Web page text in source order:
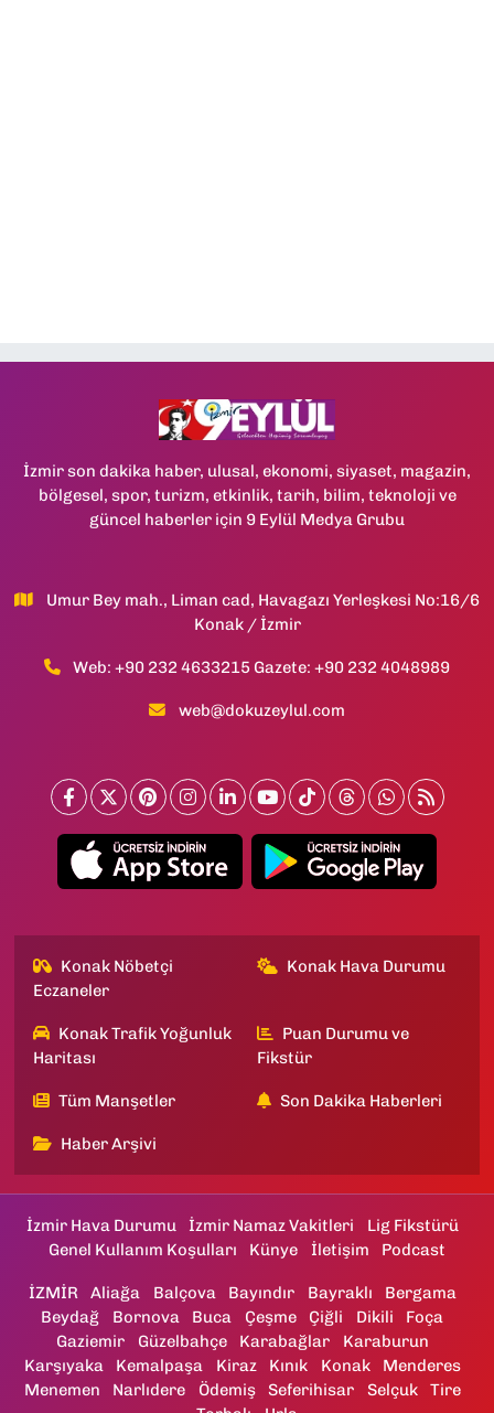
İzmir son dakika haber, ulusal, ekonomi, siyaset, magazin,
bölgesel, spor, turizm, etkinlik, tarih, bilim, teknoloji ve
güncel haberler için 9 Eylül Medya Grubu
Umur Bey mah., Liman cad, Havagazı Yerleşkesi No:16/6
Konak / İzmir
Web: +90 232 4633215 Gazete: +90 232 4048989
web@dokuzeylul.com
Konak Nöbetçi
Eczaneler
Konak Hava Durumu
Konak Trafik Yoğunluk
Haritası
Puan Durumu ve
Fikstür
Tüm Manşetler Son Dakika Haberleri
Haber Arşivi
İzmir Hava Durumu İzmir Namaz Vakitleri
Lig Fikstürü
Genel Kullanım Koşulları
Künye İletişim Podcast
İZMİR Aliağa Balçova Bayındır Bayraklı
Bergama
Beydağ
Bornova Buca Çeşme Çiğli Dikili
Foça
Gaziemir
Güzelbahçe Karabağlar
Karaburun
Karşıyaka
Kemalpaşa Kiraz Kınık Konak
Menderes
Menemen
Narlıdere Ödemiş Seferihisar Selçuk
Tire